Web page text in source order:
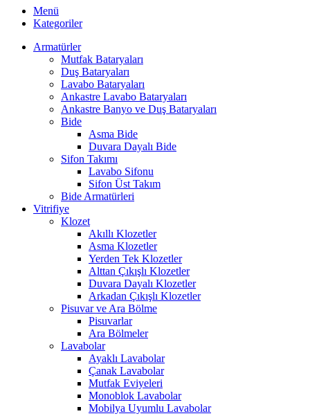
Menü
Kategoriler
Armatürler
Mutfak Bataryaları
Duş Bataryaları
Lavabo Bataryaları
Ankastre Lavabo Bataryaları
Ankastre Banyo ve Duş Bataryaları
Bide
Asma Bide
Duvara Dayalı Bide
Sifon Takımı
Lavabo Sifonu
Sifon Üst Takım
Bide Armatürleri
Vitrifiye
Klozet
Akıllı Klozetler
Asma Klozetler
Yerden Tek Klozetler
Alttan Çıkışlı Klozetler
Duvara Dayalı Klozetler
Arkadan Çıkışlı Klozetler
Pisuvar ve Ara Bölme
Pisuvarlar
Ara Bölmeler
Lavabolar
Ayaklı Lavabolar
Çanak Lavabolar
Mutfak Eviyeleri
Monoblok Lavabolar
Mobilya Uyumlu Lavabolar